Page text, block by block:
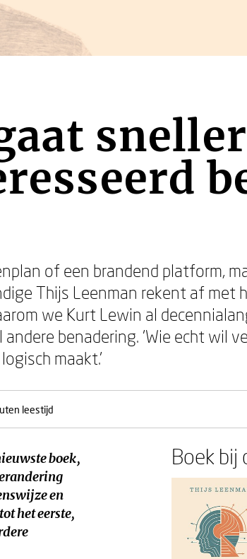
of een brandend platform,
Thijs Leenman rekent af met
we Kurt Lewin al
benadering. 'Wie echt wil
maakt.'
leestijd
boek,
en
het eerste,
Boek bij